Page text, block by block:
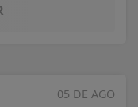
05 DE AGO